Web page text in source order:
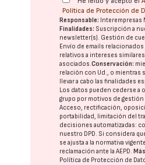
Política de Protección de
Responsable: Interempresas
Finalidades: Suscripción a
newsletter(s). Gestión de
Envío de emails relacionados
relativos a intereses
asociados.Conservación:
relación con Ud., o mientras
llevar a cabo las finalidades
Los datos pueden cederse a
grupo por motivos de gestión
Acceso, rectificación,
portabilidad, limitación del
decisiones automatizadas:
nuestro DPD. Si considera
se ajusta a la normativa
reclamación ante laAEPD.
Política de Protección de